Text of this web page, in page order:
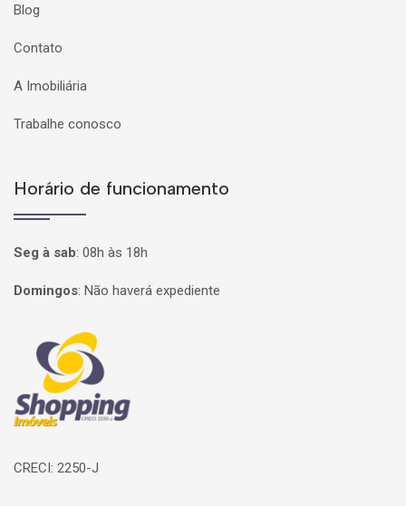
Blog
Contato
A Imobiliária
Trabalhe conosco
Horário de funcionamento
Seg à sab: 08h às 18h
Domingos: Não haverá expediente
Página inicial
CRECI: 2250-J